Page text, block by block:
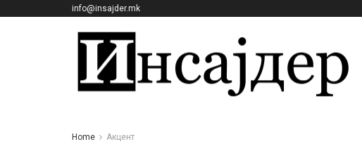
info@insajder.mk
Home Акцент